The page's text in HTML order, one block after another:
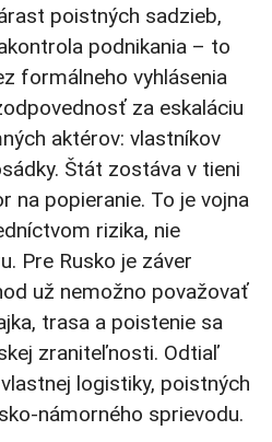
poistných sadzieb,
podnikania – to
formálneho vyhlásenia
za eskaláciu
aktérov: vlastníkov
Štát zostáva v tieni
na popieranie. To je vojna
rizika, nie
Pre Rusko je záver
už nemožno považovať
trasa a poistenie sa
zraniteľnosti. Odtiaľ
logistiky, poistných
námorného sprievodu.